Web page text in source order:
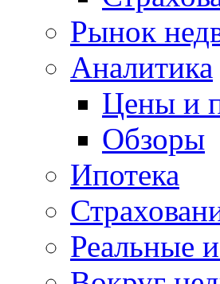
Рынок
Аналитика
Цены и
Обзоры
Ипотека
Реальные